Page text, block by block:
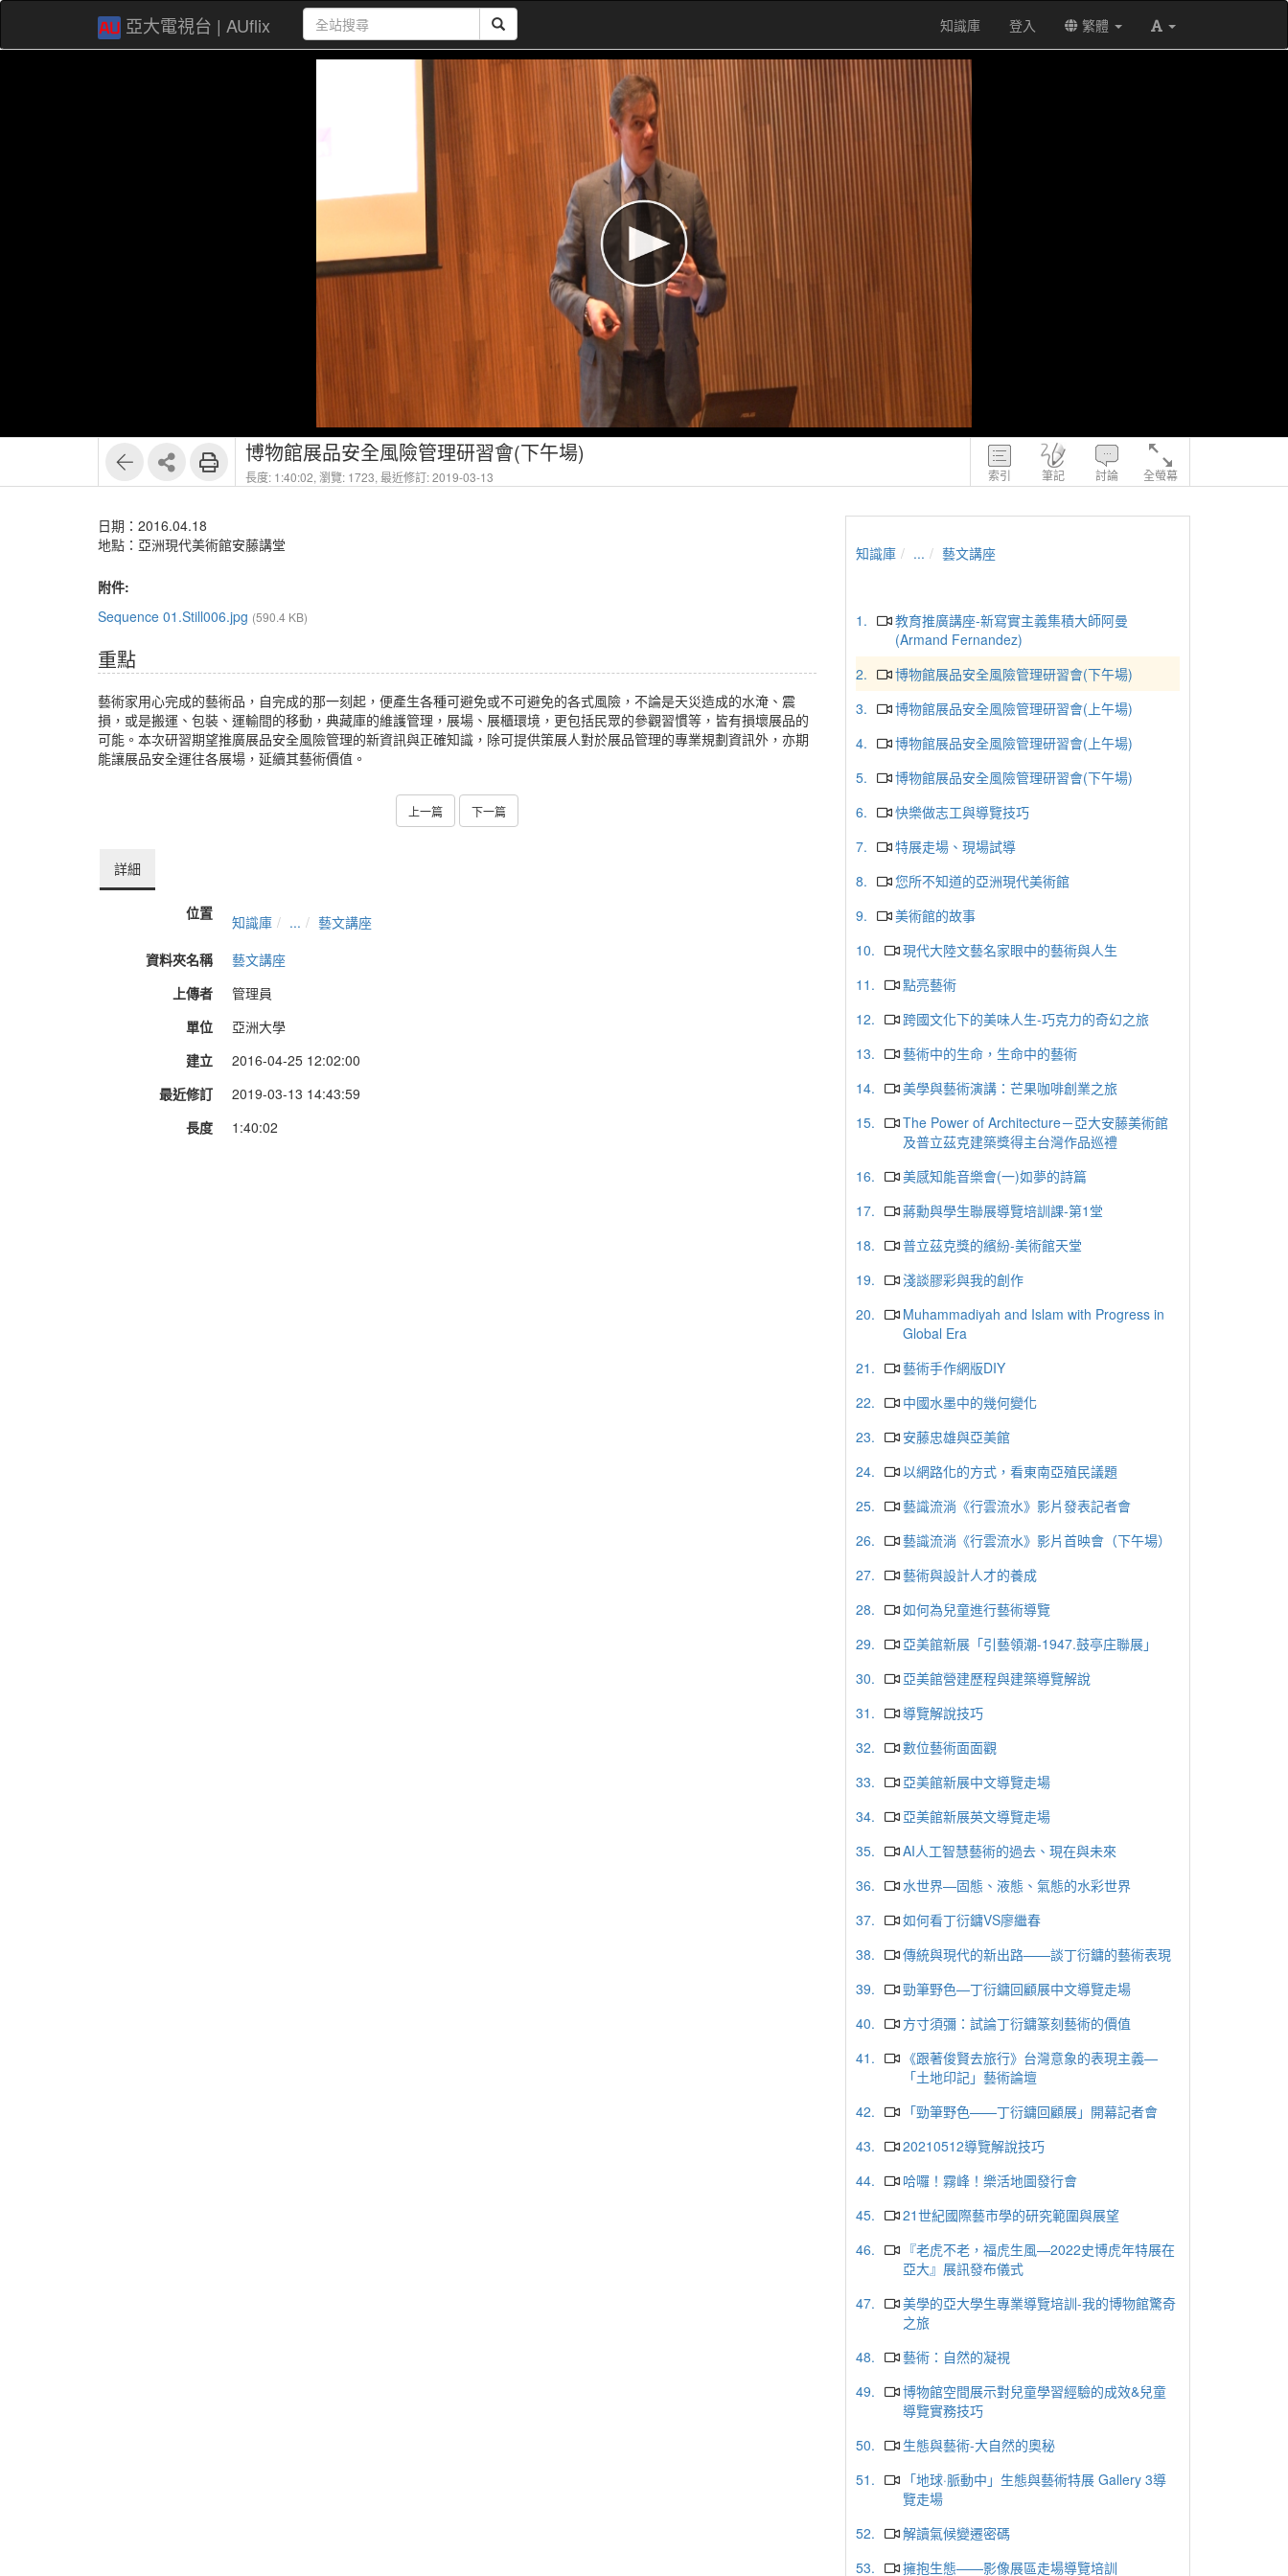
亞大電視台 | AUflix 知識庫 登入 繁體
索引 筆記 討論 全螢幕
博物館展品安全風險管理研習會(下午場)
長度: 1:40:02, 瀏覽: 1723, 最近修訂: 2019-03-13
日期：2016.04.18
地點：亞洲現代美術館安藤講堂
附件:
Sequence 01.Still006.jpg (590.4 KB)
重點
藝術家用心完成的藝術品，自完成的那一刻起，便產生各種可避免或不可避免的各式風險，不論是天災造成的水淹、震
損，或是搬運、包裝、運輸間的移動，典藏庫的維護管理，展場、展櫃環境，更包括民眾的參觀習慣等，皆有損壞展品的
可能。本次研習期望推廣展品安全風險管理的新資訊與正確知識，除可提供策展人對於展品管理的專業規劃資訊外，亦期
能讓展品安全運往各展場，延續其藝術價值。
上一篇 下一篇
詳細
位置 知識庫 ...
藝文講座
資料夾名稱
藝文講座
上傳者
管理員
單位
亞洲大學
建立
2016-04-25 12:02:00
最近修訂
2019-03-13 14:43:59
長度
1:40:02
知識庫 ... 藝文講座
1.
教育推廣講座-新寫實主義集積大師阿曼
(Armand Fernandez)
2.
博物館展品安全風險管理研習會(下午場)
3.
博物館展品安全風險管理研習會(上午場)
4.
博物館展品安全風險管理研習會(上午場)
5.
博物館展品安全風險管理研習會(下午場)
6.
快樂做志工與導覽技巧
7.
特展走場、現場試導
8.
您所不知道的亞洲現代美術館
9.
美術館的故事
10.
現代大陸文藝名家眼中的藝術與人生
11.
點亮藝術
12.
跨國文化下的美味人生-巧克力的奇幻之旅
13.
藝術中的生命，生命中的藝術
14.
美學與藝術演講：芒果咖啡創業之旅
15.
The Power of Architecture－亞大安藤美術館
及普立茲克建築獎得主台灣作品巡禮
16.
美感知能音樂會(一)如夢的詩篇
17.
蔣勳與學生聯展導覽培訓課-第1堂
18.
普立茲克獎的繽紛-美術館天堂
19.
淺談膠彩與我的創作
20.
Muhammadiyah and Islam with Progress in
Global Era
21.
藝術手作網版DIY
22.
中國水墨中的幾何變化
23.
安藤忠雄與亞美館
24.
以網路化的方式，看東南亞殖民議題
25.
藝識流淌《行雲流水》影片發表記者會
26.
藝識流淌《行雲流水》影片首映會（下午場）
27.
藝術與設計人才的養成
28.
如何為兒童進行藝術導覽
29.
亞美館新展「引藝領潮-1947.鼓亭庄聯展」
30.
亞美館營建歷程與建築導覽解說
31.
導覽解說技巧
32.
數位藝術面面觀
33.
亞美館新展中文導覽走場
34.
亞美館新展英文導覽走場
35.
AI人工智慧藝術的過去、現在與未來
36.
水世界—固態、液態、氣態的水彩世界
37.
如何看丁衍鏞VS廖繼春
38.
傳統與現代的新出路——談丁衍鏞的藝術表現
39.
勁筆野色—丁衍鏞回顧展中文導覽走場
40.
方寸須彌：試論丁衍鏞篆刻藝術的價值
41.
《跟著俊賢去旅行》台灣意象的表現主義—
「土地印記」藝術論壇
42.
「勁筆野色——丁衍鏞回顧展」開幕記者會
43.
20210512導覽解說技巧
44.
哈囉！霧峰！樂活地圖發行會
45.
21世紀國際藝市學的研究範圍與展望
46.
『老虎不老，福虎生風—2022史博虎年特展在
亞大』展訊發布儀式
47.
美學的亞大學生專業導覽培訓-我的博物館驚奇
之旅
48.
藝術：自然的凝視
49.
博物館空間展示對兒童學習經驗的成效&兒童
導覽實務技巧
50.
生態與藝術-大自然的奧秘
51.
「地球·脈動中」生態與藝術特展 Gallery 3導
覽走場
52.
解讀氣候變遷密碼
53.
擁抱生態——影像展區走場導覽培訓